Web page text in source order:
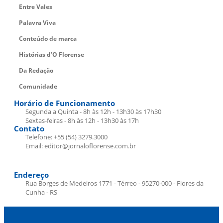
Entre Vales
Palavra Viva
Conteúdo de marca
Histórias d’O Florense
Da Redação
Comunidade
Horário de Funcionamento
Segunda a Quinta - 8h às 12h - 13h30 às 17h30
Sextas-feiras - 8h às 12h - 13h30 às 17h
Contato
Telefone: +55 (54) 3279.3000
Email: editor@jornaloflorense.com.br
Endereço
Rua Borges de Medeiros 1771 - Térreo - 95270-000 - Flores da
Cunha - RS